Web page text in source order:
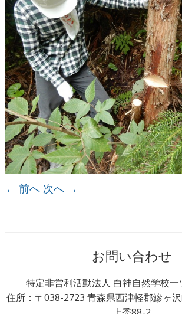
← 前へ 次へ →
お問い合わせ
特定非営利活動法人 白神自然学校一
住所：〒038-2723 青森県西津軽郡鰺ヶ